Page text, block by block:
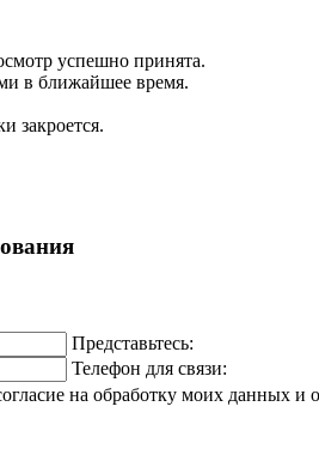
успешно принята.
в ближайшее время.
закроется.
Представьтесь:
Телефон для связи:
на обработку моих данных и